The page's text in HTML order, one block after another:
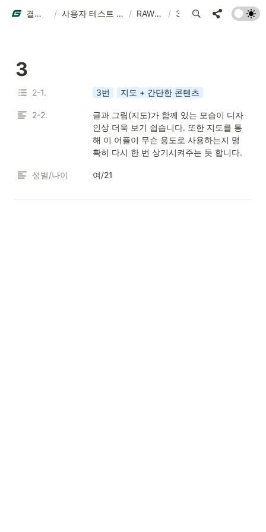
결과물 예시 / 사용자 테스트 결과물 예시 / RAW DATA /
3
2-1. 3번 지도 + 간단한 콘텐츠
2-2.
글과 그림(지도)가 함께 있는 모습이 디자
인상 더욱 보기 쉽습니다. 또한 지도를 통
해 이 어플이 무슨 용도로 사용하는지 명
확히 다시 한 번 상기시켜주는 듯 합니다.
성별/나이 여/21